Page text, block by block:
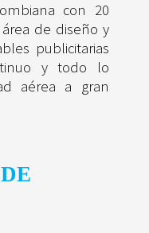
con 20
de diseño y
publicitarias
y todo lo
aérea a gran